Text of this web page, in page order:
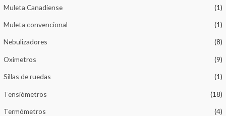
Muleta Canadiense (1)
Muleta convencional (1)
Nebulizadores (8)
Oximetros (9)
Sillas de ruedas (1)
Tensiómetros (18)
Termómetros (4)